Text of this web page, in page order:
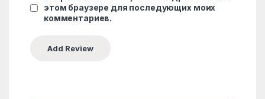
этом браузере для последующих моих
комментариев.